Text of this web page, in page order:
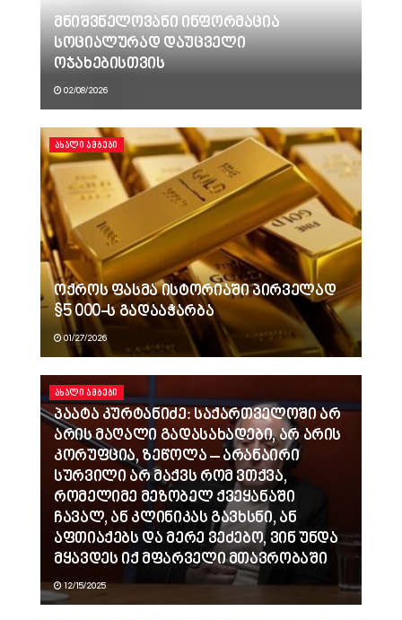
მნიშვნელოვანი ინფორმაცია
სოციალურად დაუცველი
ოჯახებისთვის
02/08/2026
ᲐᲮᲐᲚᲘ ᲐᲛᲑᲔᲑᲘ
ოქროს ფასმა ისტორიაში პირველად
$5 000-ს გადააჭარბა
01/27/2026
ᲐᲮᲐᲚᲘ ᲐᲛᲑᲔᲑᲘ
პაატა კურტანიძე: საქართველოში არ
არის მაღალი გადასახადები, არ არის
კორუფცია, ზეწოლა – არანაირი
სურვილი არ მაქვს რომ ვთქვა,
რომელიმე მეზობელ ქვეყანაში
ჩავალ, ან კლინიკას გავხსნი, ან
აფთიაქებს და მერე ვეძებო, ვინ უნდა
მყავდეს იქ მფარველი მთავრობაში
12/15/2025